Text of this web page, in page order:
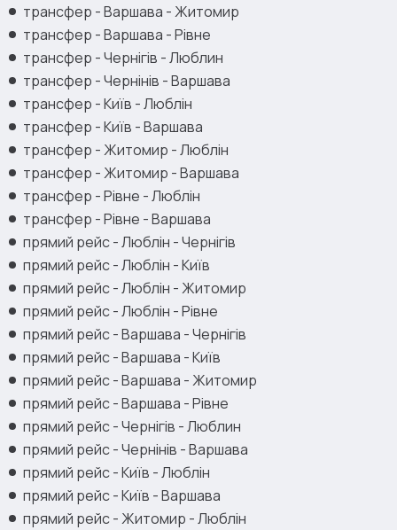
трансфер - Варшава - Житомир
трансфер - Варшава - Рівне
трансфер - Чернігів - Люблин
трансфер - Чернінів - Варшава
трансфер - Київ - Люблін
трансфер - Київ - Варшава
трансфер - Житомир - Люблін
трансфер - Житомир - Варшава
трансфер - Рівне - Люблін
трансфер - Рівне - Варшава
прямий рейс - Люблін - Чернігів
прямий рейс - Люблін - Київ
прямий рейс - Люблін - Житомир
прямий рейс - Люблін - Рівне
прямий рейс - Варшава - Чернігів
прямий рейс - Варшава - Київ
прямий рейс - Варшава - Житомир
прямий рейс - Варшава - Рівне
прямий рейс - Чернігів - Люблин
прямий рейс - Чернінів - Варшава
прямий рейс - Київ - Люблін
прямий рейс - Київ - Варшава
прямий рейс - Житомир - Люблін